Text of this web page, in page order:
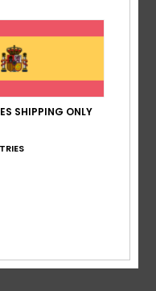
Compra verificada
ES SHIPPING ONLY